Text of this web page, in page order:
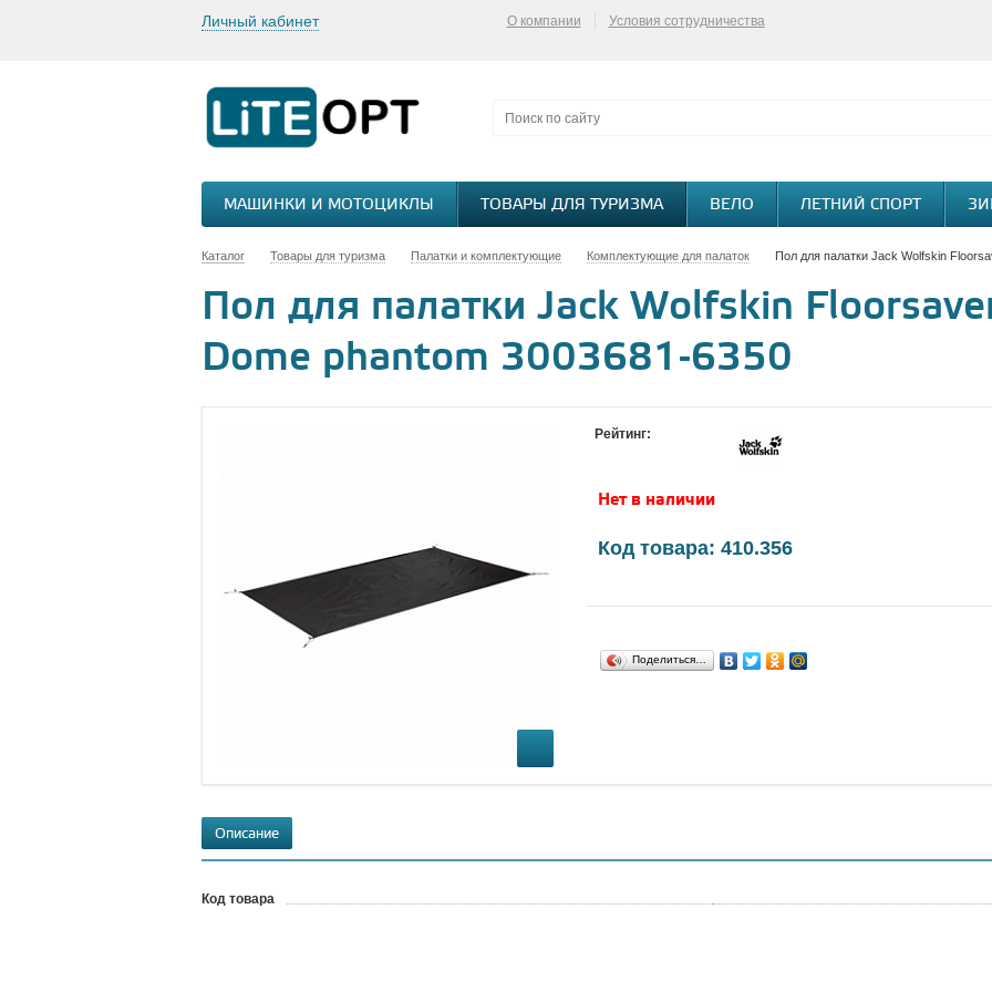
Личный кабинет О компании Условия сотрудничества
МАШИНКИ И МОТОЦИКЛЫ ТОВАРЫ ДЛЯ ТУРИЗМА ВЕЛО ЛЕТНИЙ СПОРТ
Каталог Товары для туризма Палатки и комплектующие Комплектующие для палаток Пол для палатки Jack Wolfskin
Пол для палатки Jack Wolfskin
Dome phantom 3003681-6350
Рейтинг:
Нет в наличии
Код товара: 410.356
Поделиться…
Описание
Код товара